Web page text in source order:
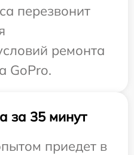
перезвонит
ремонта
GoPro.
за 35 минут
приедет в